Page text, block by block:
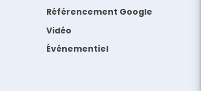
Référencement Google
Vidéo
Événementiel